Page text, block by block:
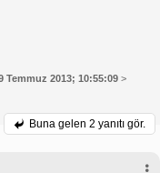
Temmuz 2013; 10:55:09 >
Buna gelen 2 yanıtı gör.